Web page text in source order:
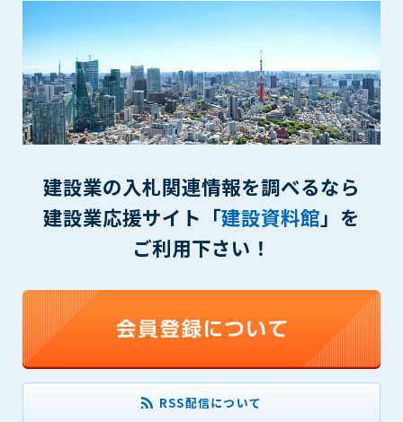
建設業の入札関連情報を調べるなら
建設業応援サイト「建設資料館」を
ご利用下さい！
RSS配信について
その他形態を問わず、第三者に利用させることはできませ
ん。
3. 会員は、IDおよびパスワードの管理不十分、使用上の過誤、
第三者（他の会員を含む）の使用等による損害について責任
を負うものとし、管理者は一切責任を負いません。
第6条（会員の禁止事項）
す。
(1) 第三者または管理者の著作権、その他知的所有権を侵害す
る行為
(2) 第三者または管理者の財産、プライバシー等を侵害する行
(3) 第三者または管理者を誹謗中傷する行為
(4) 有害なコンピュータプログラム等を送信又は書き込む行為
(5) 第三者に不利益を与える行為
(6) 管理者が承認していない営利を目的とした行為
(7) 公序良俗に反する行為
(9) その他、法律に反する行為